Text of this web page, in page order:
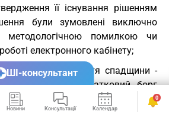
її існування рішенням
були зумовлені виключно
методологічною помилкою чи
електронного кабінету;
строку прийняття спадщини -
та/або податковий борг
Новини Консультації Календар Сервіси
0
ШІ-консультант